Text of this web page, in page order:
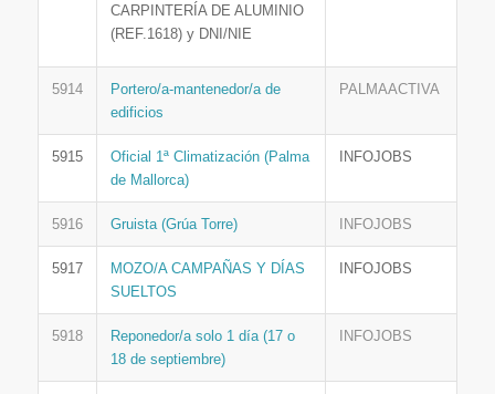
CARPINTERÍA DE ALUMINIO
(REF.1618) y DNI/NIE
5914
Portero/a-mantenedor/a de
edificios
PALMAACTIVA
5915
Oficial 1ª Climatización (Palma
de Mallorca)
INFOJOBS
5916 Gruista (Grúa Torre) INFOJOBS
5917
MOZO/A CAMPAÑAS Y DÍAS
SUELTOS
INFOJOBS
5918
Reponedor/a solo 1 día (17 o
18 de septiembre)
INFOJOBS